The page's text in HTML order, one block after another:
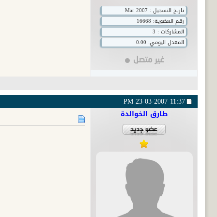
تاريخ التسجيل : Mar 2007
رقم العضوية:
المشاركات : 3
المعدل اليومي: 0.00
23-03-2007 11:37 PM
طارق الخوالدة